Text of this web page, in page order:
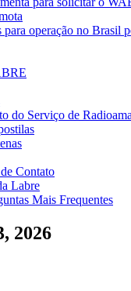
para operação no Brasil
do Serviço de
Contato
Labre
Mais Frequentes
2026